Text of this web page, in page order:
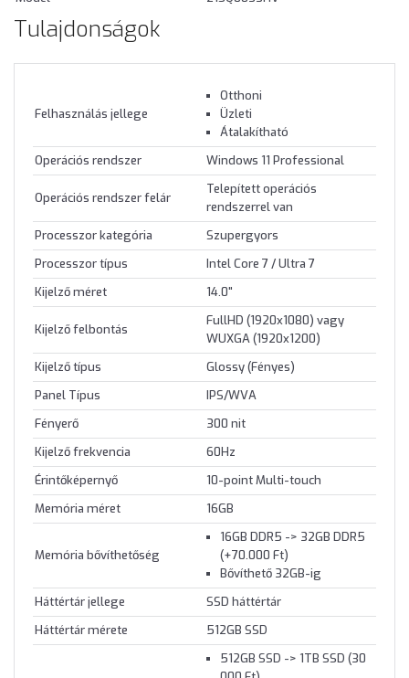
Tulajdonságok
Felhasználás jellege
Otthoni
Üzleti
Átalakítható
Operációs rendszer
Windows 11 Professional
Operációs rendszer felár
Telepített operációs
rendszerrel van
Processzor kategória
Szupergyors
Processzor típus
Intel Core 7 / Ultra 7
Kijelző méret
14.0"
Kijelző felbontás
FullHD (1920x1080) vagy
WUXGA (1920x1200)
Kijelző típus
Glossy (Fényes)
Panel Típus
IPS/WVA
Fényerő
300 nit
Kijelző frekvencia
60Hz
Érintőképernyő
10-point Multi-touch
Memória méret
16GB
Memória bővíthetőség
16GB DDR5 -> 32GB DDR5
(+70.000 Ft)
Bővíthető 32GB-ig
Háttértár jellege
SSD háttértár
Háttértár mérete
512GB SSD
512GB SSD -> 1TB SSD (30